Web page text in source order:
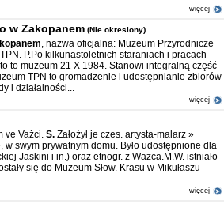
więcej
w Zakopanem (Nie okreslony)
, nazwa oficjalna: Muzeum Przyrodnicze
P.Po kilkunastoletnich staraniach i pracach
to muzeum 21 X 1984. Stanowi integralną część
TPN to gromadzenie i udostępnianie zbiorów
i działalności...
więcej
ve Važci. S. Założył je czes. artysta-malarz »
swym prywatnym domu. Było udostępnione dla
Jaskini i in.) oraz etnogr. z Ważca.M.W. istniało
się do Muzeum Słow. Krasu w Mikułaszu
więcej